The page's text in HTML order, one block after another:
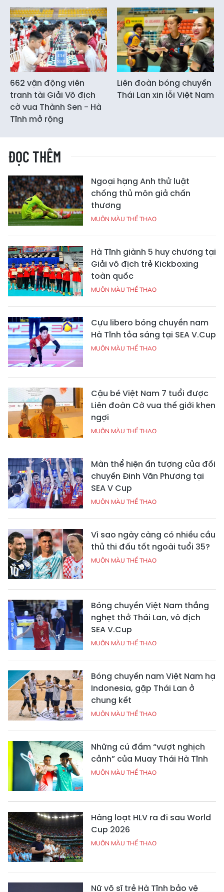
662 vận động viên
tranh tài Giải Vô địch
cờ vua Thành Sen - Hà
Tĩnh mở rộng
Liên đoàn bóng chuyền
Thái Lan xin lỗi Việt Nam
ĐỌC THÊM
Ngoại hạng Anh thử luật
chống thủ môn giả chấn
thương
MUÔN MÀU THỂ THAO
Hà Tĩnh giành 5 huy chương tại
Giải vô địch trẻ Kickboxing
toàn quốc
MUÔN MÀU THỂ THAO
Cựu libero bóng chuyền nam
Hà Tĩnh tỏa sáng tại SEA V.Cup
MUÔN MÀU THỂ THAO
Cậu bé Việt Nam 7 tuổi được
Liên đoàn Cờ vua thế giới khen
ngợi
MUÔN MÀU THỂ THAO
Màn thể hiện ấn tượng của đối
chuyền Đinh Văn Phương tại
SEA V Cup
MUÔN MÀU THỂ THAO
Vì sao ngày càng có nhiều cầu
thủ thi đấu tốt ngoài tuổi 35?
MUÔN MÀU THỂ THAO
Bóng chuyền Việt Nam thắng
nghẹt thở Thái Lan, vô địch
SEA V.Cup
MUÔN MÀU THỂ THAO
Bóng chuyền nam Việt Nam hạ
Indonesia, gặp Thái Lan ở
chung kết
MUÔN MÀU THỂ THAO
Những cú đấm “vượt nghịch
cảnh” của Muay Thái Hà Tĩnh
MUÔN MÀU THỂ THAO
Hàng loạt HLV ra đi sau World
Cup 2026
MUÔN MÀU THỂ THAO
Nữ võ sĩ trẻ Hà Tĩnh bảo vệ